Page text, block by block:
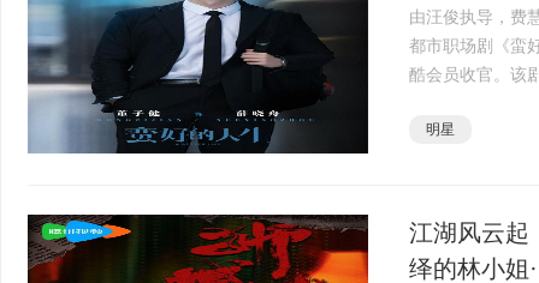
由汪俊执导，费
都市职场剧《蛮
酷会员收官。该
获商业成功与真
明星
江湖风云起
绎的林小姐